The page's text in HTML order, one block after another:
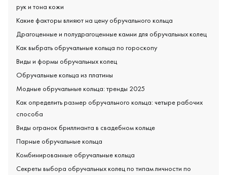
рук и тона кожи
Какие факторы влияют на цену обручального кольца
Драгоценные и полудрагоценные камни для обручальных колец
Как выбрать обручальные кольца по гороскопу
Виды и формы обручальных колец
Обручальные кольца из платины
Модные обручальные кольца: тренды 2025
Как определить размер обручального кольца: четыре рабочих
способа
Виды огранок бриллианта в свадебном кольце
Парные обручальные кольца
Комбинированные обручальные кольца
Секреты выбора обручальных колец по типам личности по